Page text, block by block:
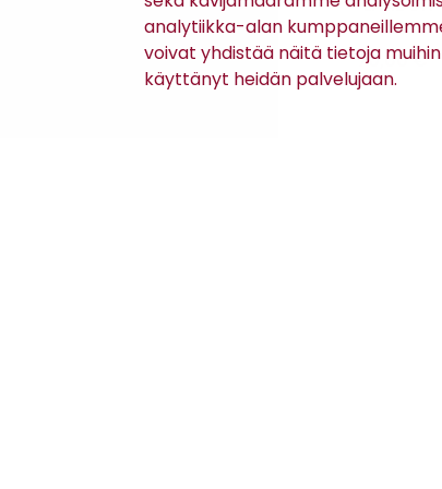
analytiikka-alan
voivat yhdistää näitä tietoja
käyttänyt heidän palvelujaan.
PUUVILLAHOUSUT
139,95 €
70,00 €